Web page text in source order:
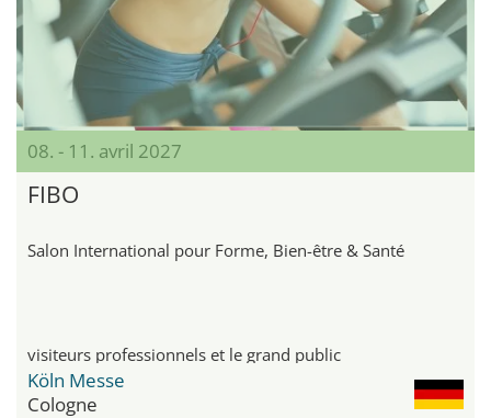
08. - 11. avril 2027
FIBO
Salon International pour Forme, Bien-être & Santé
visiteurs professionnels et le grand public
Köln Messe
Cologne